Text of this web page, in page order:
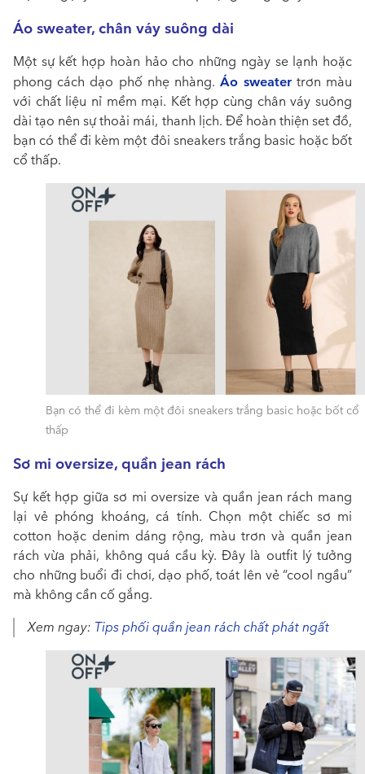
Áo sweater, chân váy suông dài
Một sự kết hợp hoàn hảo cho những ngày se lạnh hoặc
phong cách dạo phố nhẹ nhàng.Áo sweatertrơn màu
với chất liệu nỉ mềm mại. Kết hợp cùng chân váy suông
dài tạo nên sự thoải mái, thanh lịch. Để hoàn thiện set đồ,
bạn có thể đi kèm một đôi sneakers trắng basic hoặc bốt
cổ thấp.
Bạn có thể đi kèm một đôi sneakers trắng basic hoặc bốt cổ
thấp
Sơ mi oversize, quần jean rách
Sự kết hợp giữa sơ mi oversize và quần jean rách mang
lại vẻ phóng khoáng, cá tính. Chọn một chiếc sơ mi
cotton hoặc denim dáng rộng, màu trơn và quần jean
rách vừa phải, không quá cầu kỳ. Đây là outfit lý tưởng
cho những buổi đi chơi, dạo phố, toát lên vẻ “cool ngầu”
mà không cần cố gắng.
Xem ngay: Tips phối quần jean rách chất phát ngất